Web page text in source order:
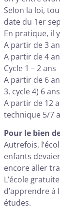
Selon la loi,
date du 1er
En pratique, il
A partir de 3
A partir de 4
Cycle 1 – 2 ans
A partir de 6
3, cycle 4) 6 ans
A partir de 12
technique 5/7
Pour le bien
Autrefois,
enfants
encore aller
L’école
d’apprendre
études.